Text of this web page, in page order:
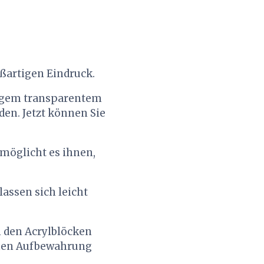
Eindruck.
transparentem
Jetzt können Sie
es ihnen,
sich leicht
den Acrylblöcken
Aufbewahrung